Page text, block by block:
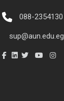
088-2354130
sup@aun.edu.eg